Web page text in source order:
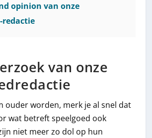
opinion van onze
redactie
van onze
ouder worden, merk je al snel dat
wat betreft speelgoed ook
niet meer zo dol op hun